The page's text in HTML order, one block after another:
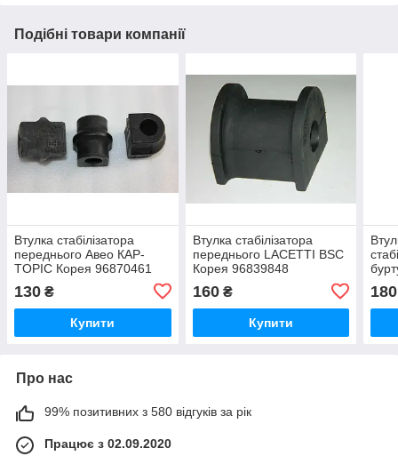
Подібні товари компанії
Втулка стабілізатора
переднього Авео КАР-
TOPIC Корея 96870461
130 ₴
Купити
Втулка стабілізатора
переднього LACETTI BSC
Корея 96839848
160₴
Купити
180
Про нас
99% позитивних з 580 відгуків за рік
Працює з 02.09.2020